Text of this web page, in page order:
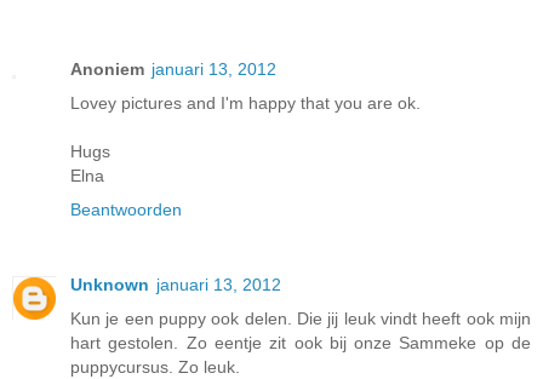
Anoniem januari 13, 2012
Lovey pictures and I'm happy that you are ok.
Hugs
Elna
Beantwoorden
Unknown januari 13, 2012
Kun je een puppy ook delen. Die jij leuk vindt heeft ook mijn
hart gestolen. Zo eentje zit ook bij onze Sammeke op de
puppycursus. Zo leuk.